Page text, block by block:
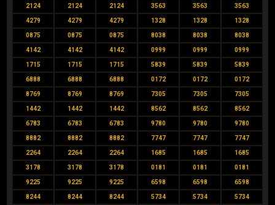
2124 2124 2124 3563 3563 3563
4279 4279 4279 1328 1328 1328
0875 0875 0875 8038 8038 8038
4142 4142 4142 0999 0999 0999
1715 1715 1715 5839 5839 5839
6888 6888 6888 0172 0172 0172
8769 8769 8769 7305 7305 7305
1442 1442 1442 8562 8562 8562
6783 6783 6783 9780 9780 9780
8882 8882 8882 7747 7747 7747
2264 2264 2264 1685 1685 1685
3178 3178 3178 0181 0181 0181
9225 9225 9225 6598 6598 6598
8244 8244 8244 5734 5734 5734